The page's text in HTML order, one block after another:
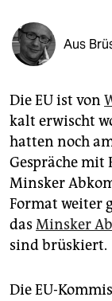
shop
fragen & hilfe
unterstützen
abo
genossenschaft
epaper login
Aus
Die EU ist von
kalt erwischt
hatten noch
Gespräche mit
Minsker
Format weiter
das Minsker
sind brüskiert.
Die EU-